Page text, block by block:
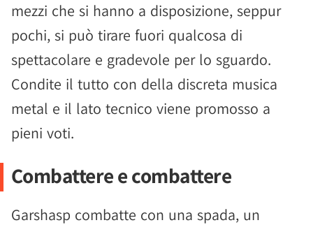
mezzi che si hanno a disposizione, seppur
pochi, si può tirare fuori qualcosa di
spettacolare e gradevole per lo sguardo.
Condite il tutto con della discreta musica
metal e il lato tecnico viene promosso a
pieni voti.
Combattere e combattere
Garshasp combatte con una spada, un